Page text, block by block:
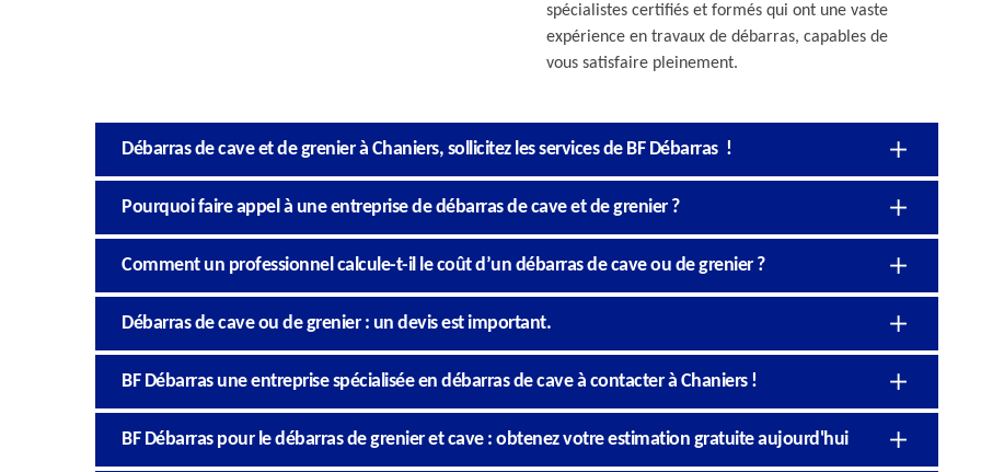
spécialistes certifiés et formés qui ont une vaste
expérience en travaux de débarras, capables de
vous satisfaire pleinement.
Débarras de cave et de grenier à Chaniers, sollicitez les services de BF Débarras !
Pourquoi faire appel à une entreprise de débarras de cave et de grenier ?
Comment un professionnel calcule-t-il le coût d’un débarras de cave ou de grenier ?
Débarras de cave ou de grenier : un devis est important.
BF Débarras une entreprise spécialisée en débarras de cave à contacter à Chaniers !
BF Débarras pour le débarras de grenier et cave : obtenez votre estimation gratuite aujourd'hui